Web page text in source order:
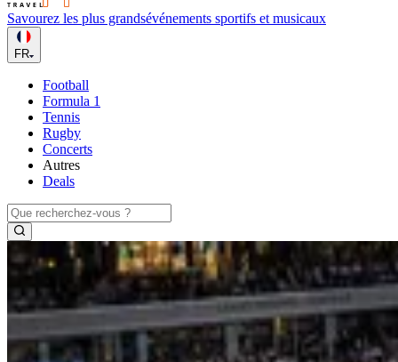
Savourez les plus grandsévénements sportifs et musicaux
FR
Football
Formula 1
Tennis
Rugby
Concerts
Autres
Deals